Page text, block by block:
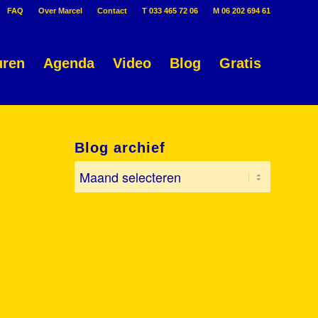
FAQ Over Marcel Contact T 033 465 72 06 M 06 202 694 61
Agenda Video Blog Gratis
Blog archief